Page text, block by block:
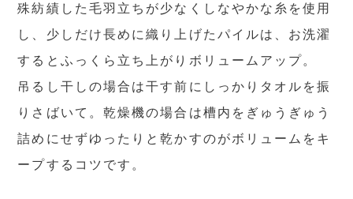
殊紡績した毛羽立ちが少なくしなやかな糸を使用
し、少しだけ長めに織り上げたパイルは、お洗濯
するとふっくら立ち上がりボリュームアップ。
吊るし干しの場合は干す前にしっかりタオルを振
りさばいて。乾燥機の場合は槽内をぎゅうぎゅう
詰めにせずゆったりと乾かすのがボリュームをキ
ープするコツです。